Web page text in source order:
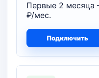
Первые 2 месяца
₽/мес.
Подключить